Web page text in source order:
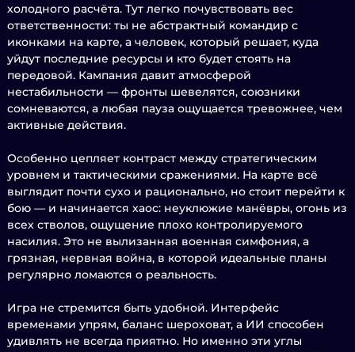
холодного расчёта. Тут легко почувствовать вес
ответственности: ты не абстрактный командир с
иконками на карте, а человек, который решает, куда
уйдут последние ресурсы и кто будет стоять на
передовой. Кампания давит атмосферой
нестабильности — фронты шевелятся, союзники
сомневаются, а любая пауза ощущается тревожнее, чем
активные действия.
Особенно цепляет контраст между стратегическим
уровнем и тактическими сражениями. На карте всё
выглядит почти сухо и рационально, но стоит перейти к
бою — и начинается хаос: неуклюжие манёвры, огонь из
всех стволов, ощущение плохо контролируемого
насилия. Это не вылизанная военная симфония, а
грязная, нервная война, в которой идеальные планы
регулярно ломаются о реальность.
Игра не стремится быть удобной. Интерфейс
временами упрям, баланс шероховат, а ИИ способен
удивлять не всегда приятно. Но именно эти углы